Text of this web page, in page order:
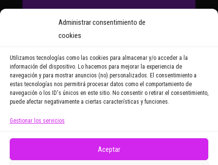
Administrar consentimiento de
cookies
Utilizamos tecnologías como las cookies para almacenar y/o acceder a la
información del dispositivo. Lo hacemos para mejorar la experiencia de
navegación y para mostrar anuncios (no) personalizados. El consentimiento a
estas tecnologías nos permitirá procesar datos como el comportamiento de
navegación o los ID's únicos en este sitio. No consentir o retirar el consentimiento,
puede afectar negativamente a ciertas características y funciones.
Gestionar los servicios
Aceptar
y recibirás regularmente las
noticias y reportajes que
Email Address
electrónicos promocionales de Zoomdestinos.es